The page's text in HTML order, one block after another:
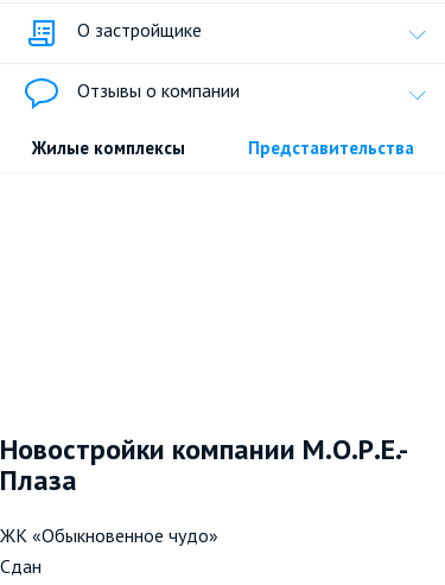
О застройщике
Отзывы о компании
Жилые комплексы Представительства
Новостройки компании М.О.Р.Е.-
Плаза
ЖК «Обыкновенное чудо»
Сдан